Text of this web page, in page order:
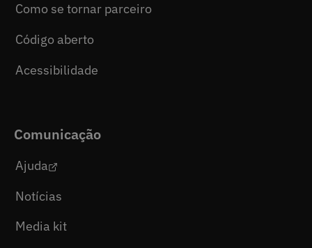
Como se tornar parceiro
Código aberto
Acessibilidade
Comunicação
Ajuda
Notícias
Media kit